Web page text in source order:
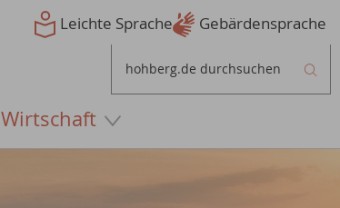
Leichte Sprache Gebärdensprache
Wirtschaft